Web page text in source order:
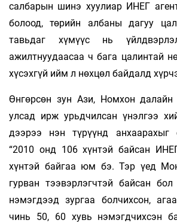
салбарын шинэ хуулиар ИНЕГ
болоод, төрийн албаны дагуу
тавьдаг хүмүүс нь
ажилтнуудаасаа ч бага цалинтай
хүсэхгүй ийм л нөхцөл байдалд
Өнгөрсөн зун Ази, Номхон далайн
улсад ирж урьдчилсан үнэлгээ
дээрээ нэн түрүүнд анхаарахыг
“2010 онд 106 хүнтэй байсан
хүнтэй байгаа юм бэ. Тэр үед
гурван тээвэрлэгчтэй байсан
нэмэгдээд зургаа болчихсон,
чинь 50, 60 хувь нэмэгдчихсэн